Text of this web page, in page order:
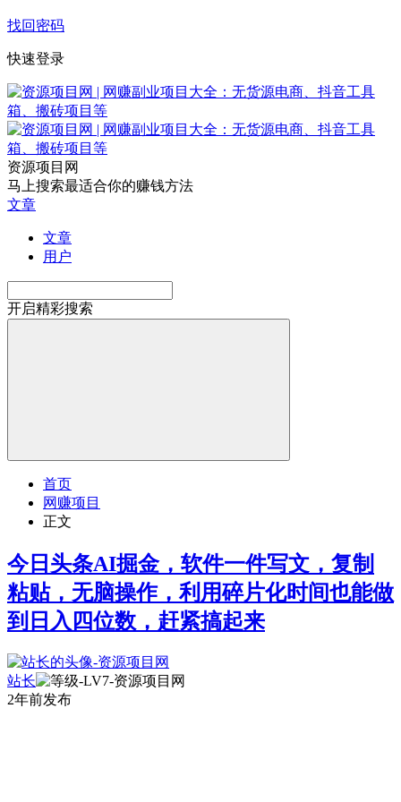
找回密码
快速登录
资源项目网
马上搜索最适合你的赚钱方法
文章
文章
用户
开启精彩搜索
首页
网赚项目
正文
今日头条AI掘金，软件一件写文，复制
粘贴，无脑操作，利用碎片化时间也能做
到日入四位数，赶紧搞起来
站长
2年前发布